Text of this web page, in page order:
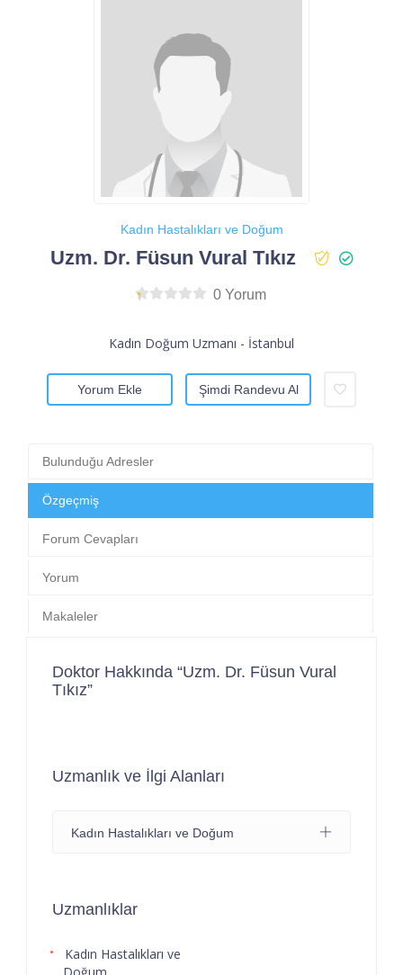
Kadın Hastalıkları ve Doğum
Uzm. Dr. Füsun Vural Tıkız
0 Yorum
Kadın Doğum Uzmanı - İstanbul
Yorum Ekle Şimdi Randevu Al
Bulunduğu Adresler
Özgeçmiş
Forum Cevapları
Yorum
Makaleler
Doktor Hakkında “Uzm. Dr. Füsun Vural
Tıkız”
Uzmanlık ve İlgi Alanları
Kadın Hastalıkları ve Doğum
Uzmanlıklar
Kadın Hastalıkları ve
Doğum